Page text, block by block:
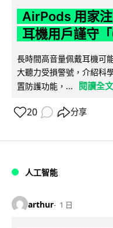
AirPods 用家
耳機用戶謹守
長時間高音量佩戴耳機可
大聽力受損警號，介紹科
置防護功能，...
閱讀全文
20 分享
人工智能
arthur 1 日